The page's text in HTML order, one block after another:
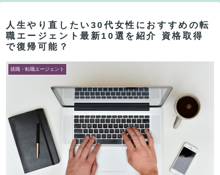
人生やり直したい30代女性におすすめの転
職エージェント最新10選を紹介 資格取得
で復帰可能？
就職・転職エージェント